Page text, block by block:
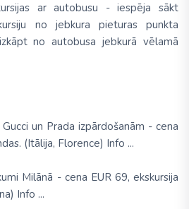
ar autobusu - iespēja sākt
no jebkura pieturas punkta
no autobusa jebkurā vēlamā
un Prada izpārdošanām - cena
(Itālija, Florence) Info ...
Milānā - cena EUR 69, ekskursija
Info ...